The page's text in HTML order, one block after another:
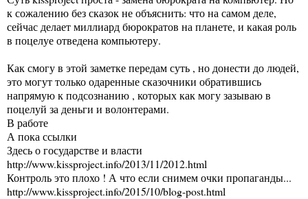
к сожалению без сказок не объяснить: что на самом деле,
сейчас делает миллиард бюрократов на планете, и какая роль
в поцелуе отведена компьютеру.
Как смогу в этой заметке передам суть , но донести до людей,
это могут только одаренные сказочники обратившись
напрямую к подсознанию , которых как могу зазываю в
поцелуй за деньги и волонтерами.
В работе
А пока ссылки
Здесь о государстве и власти
http://www.kissproject.info/2013/11/2012.html
Контроль это плохо ! А что если снимем очки пропаганды...
http://www.kissproject.info/2015/10/blog-post.html